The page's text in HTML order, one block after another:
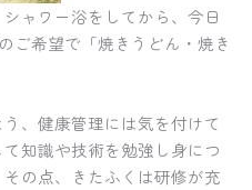
ャワー浴をしてから、今日
ご希望で「焼きうどん・焼き
、健康管理には気を付けて
知識や技術を勉強し身につ
の点、きたふくは研修が充